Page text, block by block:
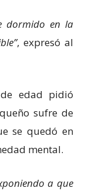
dormido en la
, expresó al
edad pidió
sufre de
se quedó en
mental.
a que